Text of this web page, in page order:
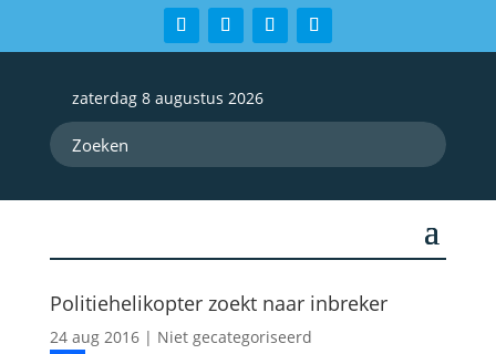
zaterdag 8 augustus 2026
Politiehelikopter zoekt naar inbreker
24 aug 2016| Niet gecategoriseerd